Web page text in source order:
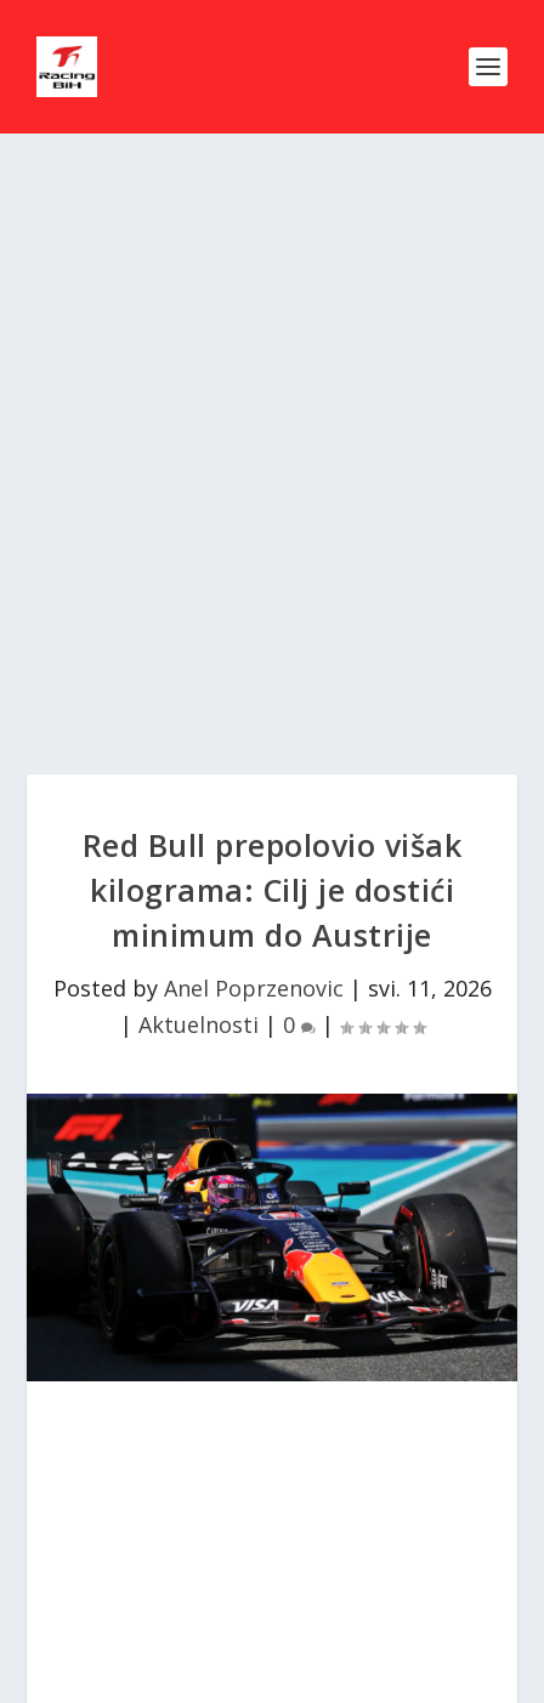
Red Bull prepolovio višak
kilograma: Cilj je dostići
minimum do Austrije
Posted by Anel Poprzenovic | svi. 11, 2026
| Aktuelnosti | 0 |